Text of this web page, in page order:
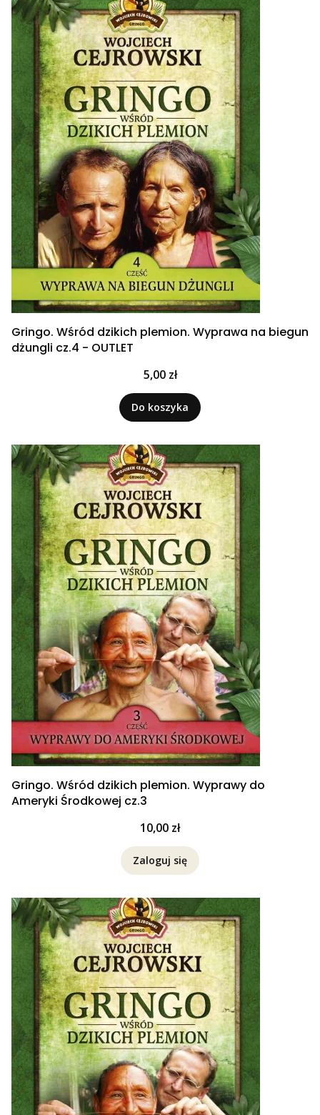
Gringo. Wśród dzikich plemion. Wyprawa na biegun
dżungli cz.4 - OUTLET
Cena
5,00 zł
Do koszyka
Gringo. Wśród dzikich plemion. Wyprawy do
Ameryki Środkowej cz.3
Cena
10,00 zł
Zaloguj się